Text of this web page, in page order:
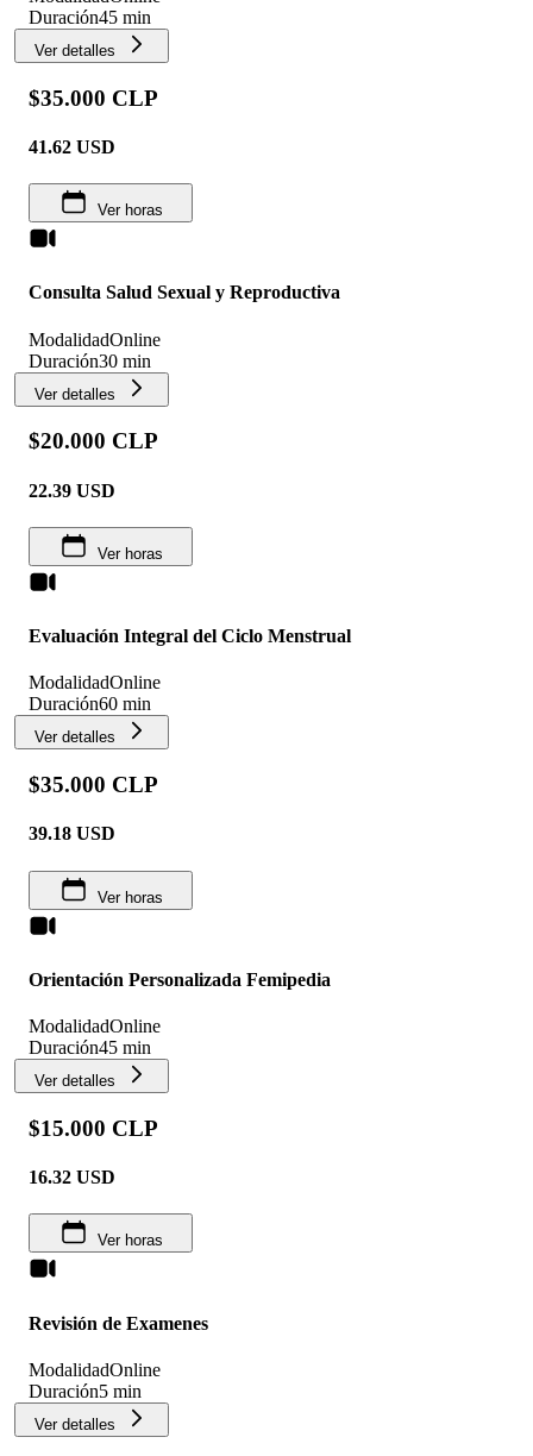
Duración45 min
Ver detalles
$35.000 CLP
41.62 USD
Ver horas
Consulta Salud Sexual y Reproductiva
ModalidadOnline
Duración30 min
Ver detalles
$20.000 CLP
22.39 USD
Ver horas
Evaluación Integral del Ciclo Menstrual
ModalidadOnline
Duración60 min
Ver detalles
$35.000 CLP
39.18 USD
Ver horas
Orientación Personalizada Femipedia
ModalidadOnline
Duración45 min
Ver detalles
$15.000 CLP
16.32 USD
Ver horas
Revisión de Examenes
ModalidadOnline
Duración5 min
Ver detalles